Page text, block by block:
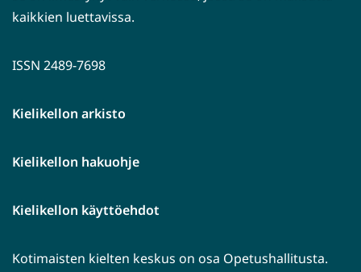
kaikkien luettavissa.
ISSN 2489-7698
Kielikellon arkisto
Kielikellon hakuohje
Kielikellon käyttöehdot
Kotimaisten kielten keskus on osa Opetushallitusta.